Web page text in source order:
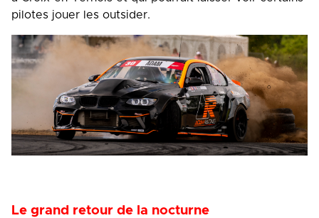
pilotes jouer les outsider.
Le grand retour de la nocturne